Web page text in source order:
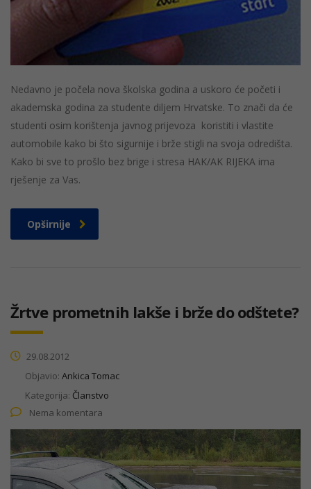
Nedavno je počela nova školska godina a uskoro će početi i
akademska godina za studente diljem Hrvatske. To znači da će
studenti osim korištenja javnog prijevoza koristiti i vlastite
automobile kako bi što sigurnije i brže stigli na svoja odredišta.
Kako bi sve to prošlo bez brige i stresa HAK/AK RIJEKA ima
rješenje za Vas.
Opširnije
Žrtve prometnih lakše i brže do odštete?
29.08.2012
Objavio: Ankica Tomac
Kategorija: Članstvo
Nema komentara